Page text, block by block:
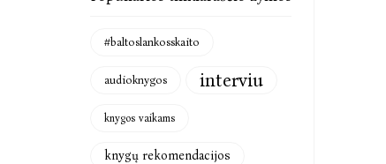
#baltoslankosskaito
audioknygos interviu
knygos vaikams
knygų rekomendacijos